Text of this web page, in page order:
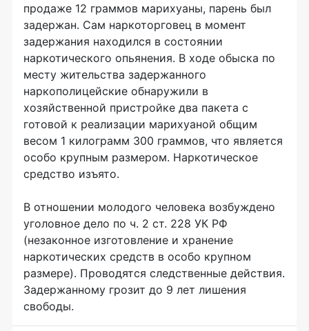
продаже 12 граммов марихуаны, парень был
задержан. Сам наркоторговец в момент
задержания находился в состоянии
наркотического опьянения. В ходе обыска по
месту жительства задержанного
наркополицейские обнаружили в
хозяйственной пристройке два пакета с
готовой к реализации марихуаной общим
весом 1 килограмм 300 граммов, что является
особо крупным размером. Наркотическое
средство изъято.
В отношении молодого человека возбуждено
уголовное дело по ч. 2 ст. 228 УК РФ
(незаконное изготовление и хранение
наркотических средств в особо крупном
размере). Проводятся следственные действия.
Задержанному грозит до 9 лет лишения
свободы.